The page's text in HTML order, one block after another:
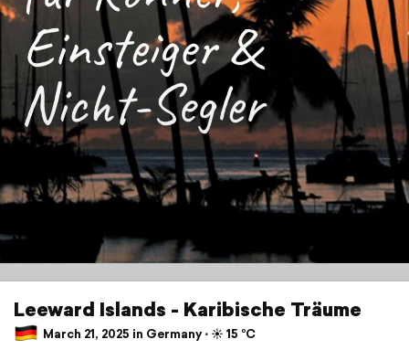
Leeward Islands - Karibische Träume
March 21, 2025 in Germany ⋅ ☀️ 15 °C